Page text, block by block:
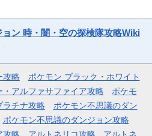
ン 時・闇・空の探検隊攻略Wiki
攻略
ポケモン ブラック・ホワイト
アルファサファイア攻略
ポケモ
ラチナ攻略
ポケモン不思議のダン
ポケモン不思議のダンジョン攻略